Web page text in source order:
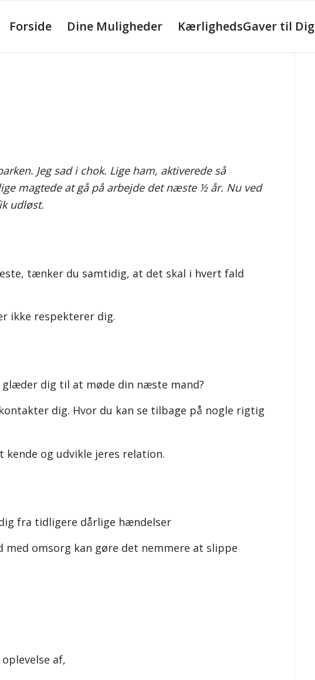
Forside Dine Muligheder KærlighedsGaver til Dig
Jeg sad i chok. Lige ham, aktiverede så
magtede at gå på arbejde det næste ½ år. Nu ved
udløst.
tænker du samtidig, at det skal i hvert fald
ikke respekterer dig.
dig til at møde din næste mand?
dig. Hvor du kan se tilbage på nogle rigtig
og udvikle jeres relation.
fra tidligere dårlige hændelser
omsorg kan gøre det nemmere at slippe
af,